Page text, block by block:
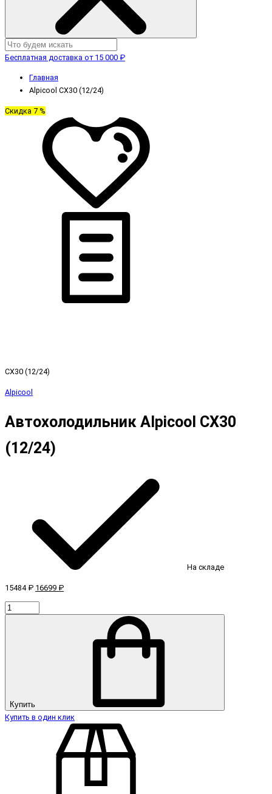
Бесплатная доставка от 15 000 ₽
Главная
Alpicool CX30 (12/24)
Скидка 7 %
CX30 (12/24)
Alpicool
Автохолодильник Alpicool CX30
(12/24)
На складе
15484 ₽ 16699 ₽
Купить
Купить в один клик